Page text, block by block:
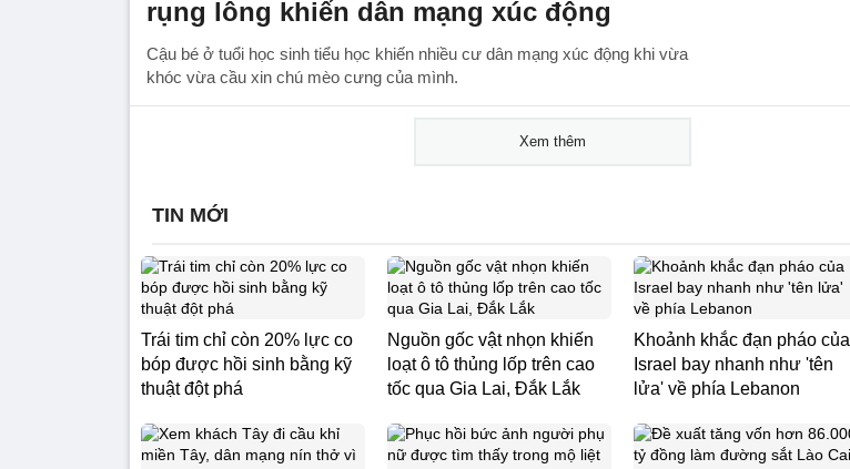
rụng lông khiến dân mạng xúc động
Cậu bé ở tuổi học sinh tiểu học khiến nhiều cư dân mạng xúc động khi vừa
khóc vừa cầu xin chú mèo cưng của mình.
Xem thêm
TIN MỚI
Trái tim chỉ còn 20% lực co
bóp được hồi sinh bằng kỹ
thuật đột phá
Nguồn gốc vật nhọn khiến
loạt ô tô thủng lốp trên cao
tốc qua Gia Lai, Đắk Lắk
Khoảnh khắc đạn pháo của
Israel bay nhanh như 'tên
lửa' về phía Lebanon